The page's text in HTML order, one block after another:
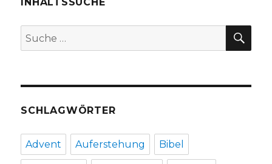
Welver
Suche
nach:
SCHLAGWÖRTER
Advent Auferstehung Bibel